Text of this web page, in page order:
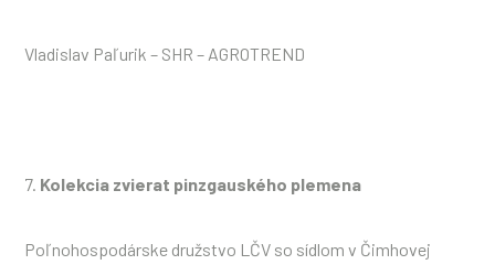
Vladislav Paľurik – SHR – AGROTREND
7. Kolekcia zvierat pinzgauského plemena
Poľnohospodárske družstvo LČV so sídlom v Čimhovej